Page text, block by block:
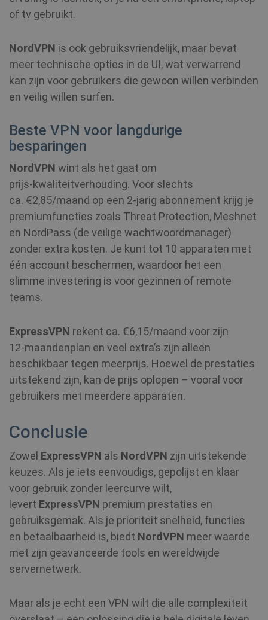
of tv gebruikt.
NordVPN is ook gebruiksvriendelijk, maar bevat
meer technische opties in de UI, wat verwarrend
kan zijn voor gebruikers die gewoon willen verbinden
en veilig willen surfen.
Beste VPN voor langdurige
besparingen
NordVPN wint als het gaat om
prijs‑kwaliteitverhouding. Voor slechts
ca. €2,85/maand op een 2‑jarig abonnement krijg je
premiumfuncties zoals Threat Protection, Meshnet
en NordPass (de veilige wachtwoordmanager)
zonder extra kosten. Je kunt tot 10 apparaten met
één account beschermen, waardoor het een
slimme investering is voor gezinnen of remote
teams.
ExpressVPN rekent ca. €6,15/maand voor zijn
12‑maandenplan en veel extra’s zijn alleen
beschikbaar tegen meerprijs. Hoewel de prestaties
uitstekend zijn, kan de prijs oplopen – vooral voor
gebruikers met meerdere apparaten.
Conclusie
Zowel ExpressVPN als NordVPN zijn uitstekende
keuzes. Als je iets eenvoudigs, gepolijst en klaar
voor gebruik zonder leercurve wilt,
levert ExpressVPN premium prestaties en
gebruiksgemak. Als je prioriteit snelheid, functies
en betaalbaarheid is, biedt NordVPN meer waarde
met zijn geavanceerde tools en wereldwijde
servernetwerk.
Maar als je echt een VPN wilt die alle complexiteit